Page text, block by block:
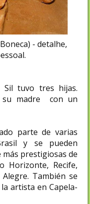
- detalhe,
Sil tuvo tres hijas.
su madre con un
parte de varias
y se pueden
prestigiosas de
Horizonte, Recife,
También se
artista en Capela-